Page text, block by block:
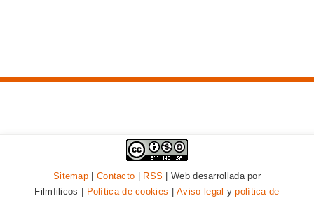
Sitemap | Contacto | RSS | Web desarrollada por
Filmfilicos | Política de cookies |Aviso legal ypolítica de